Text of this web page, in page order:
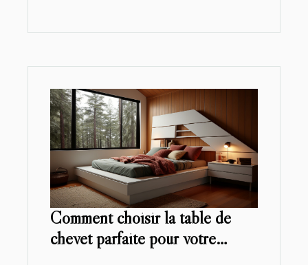
Comment choisir la table de
chevet parfaite pour votre